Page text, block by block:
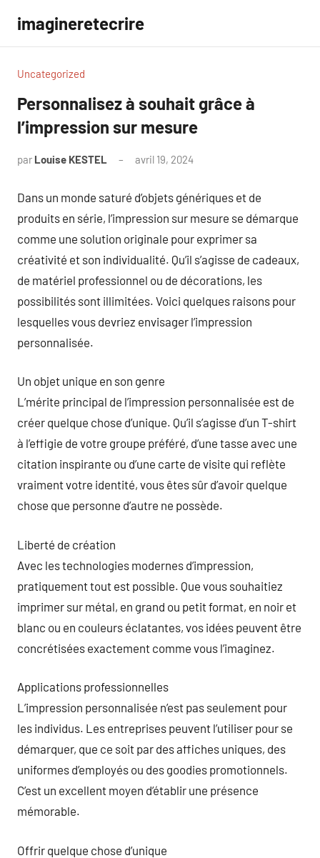
contenu
imagineretecrire
Uncategorized
Personnalisez à souhait grâce à
l’impression sur mesure
par Louise KESTEL avril 19, 2024
Dans un monde saturé d’objets génériques et de
produits en série, l’impression sur mesure se démarque
comme une solution originale pour exprimer sa
créativité et son individualité. Qu’il s’agisse de cadeaux,
de matériel professionnel ou de décorations, les
possibilités sont illimitées. Voici quelques raisons pour
lesquelles vous devriez envisager l’impression
personnalisée.
Un objet unique en son genre
L’mérite principal de l’impression personnalisée est de
créer quelque chose d’unique. Qu’il s’agisse d’un T-shirt
à l’effigie de votre groupe préféré, d’une tasse avec une
citation inspirante ou d’une carte de visite qui reflète
vraiment votre identité, vous êtes sûr d’avoir quelque
chose que personne d’autre ne possède.
Liberté de création
Avec les technologies modernes d’impression,
pratiquement tout est possible. Que vous souhaitiez
imprimer sur métal, en grand ou petit format, en noir et
blanc ou en couleurs éclatantes, vos idées peuvent être
concrétisées exactement comme vous l’imaginez.
Applications professionnelles
L’impression personnalisée n’est pas seulement pour
les individus. Les entreprises peuvent l’utiliser pour se
démarquer, que ce soit par des affiches uniques, des
uniformes d’employés ou des goodies promotionnels.
C’est un excellent moyen d’établir une présence
mémorable.
Offrir quelque chose d’unique